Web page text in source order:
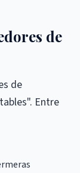
de
de
Entre